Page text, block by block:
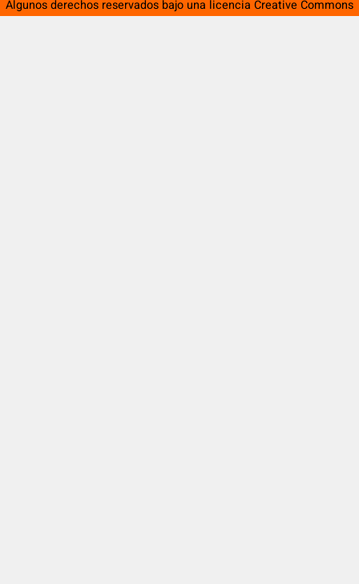
Algunos derechos reservados bajo una licencia Creative Commons